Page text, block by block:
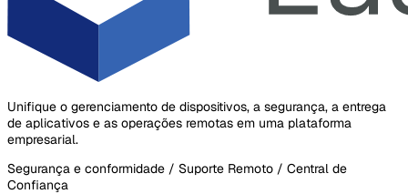
Unifique o gerenciamento de dispositivos, a segurança, a entrega
de aplicativos e as operações remotas em uma plataforma
empresarial.
Segurança e conformidade / Suporte Remoto / Central de
Confiança